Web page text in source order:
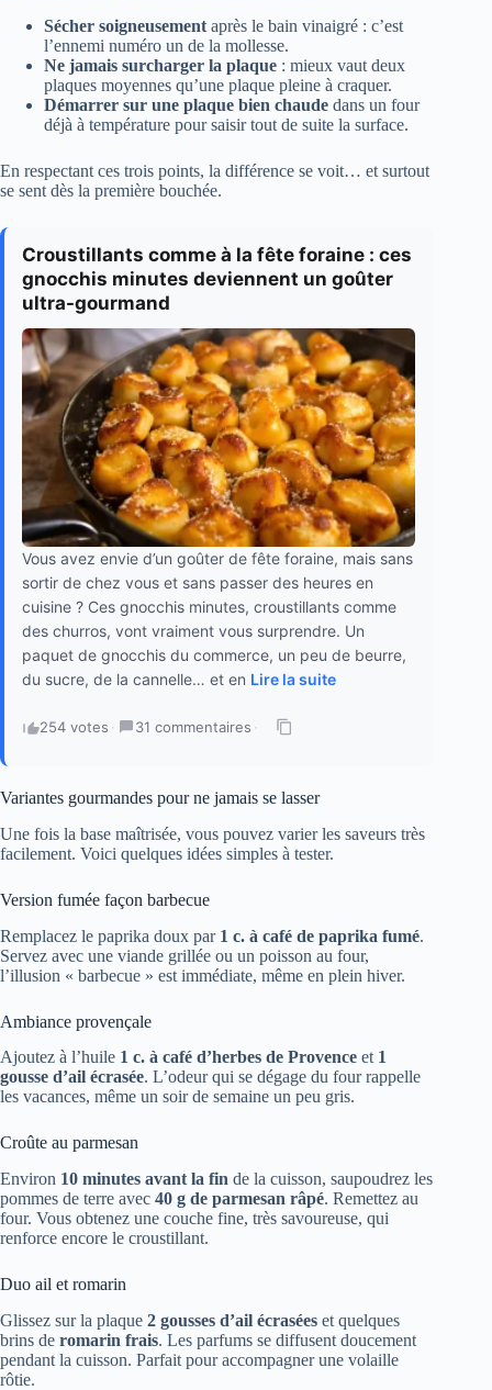
Sécher soigneusement après le bain vinaigré : c’est
l’ennemi numéro un de la mollesse.
Ne jamais surcharger la plaque : mieux vaut deux
plaques moyennes qu’une plaque pleine à craquer.
Démarrer sur une plaque bien chaude dans un four
déjà à température pour saisir tout de suite la surface.
En respectant ces trois points, la différence se voit… et surtout
se sent dès la première bouchée.
Croustillants comme à la fête foraine : ces
gnocchis minutes deviennent un goûter
ultra-gourmand
Vous avez envie d’un goûter de fête foraine, mais sans
sortir de chez vous et sans passer des heures en
cuisine ? Ces gnocchis minutes, croustillants comme
des churros, vont vraiment vous surprendre. Un
paquet de gnocchis du commerce, un peu de beurre,
du sucre, de la cannelle… et en Lire la suite
254 votes · 31 commentaires ·
Variantes gourmandes pour ne jamais se lasser
Une fois la base maîtrisée, vous pouvez varier les saveurs très
facilement. Voici quelques idées simples à tester.
Version fumée façon barbecue
Remplacez le paprika doux par 1 c. à café de paprika fumé.
Servez avec une viande grillée ou un poisson au four,
l’illusion « barbecue » est immédiate, même en plein hiver.
Ambiance provençale
Ajoutez à l’huile 1 c. à café d’herbes de Provence et 1
gousse d’ail écrasée. L’odeur qui se dégage du four rappelle
les vacances, même un soir de semaine un peu gris.
Croûte au parmesan
Environ 10 minutes avant la fin de la cuisson, saupoudrez les
pommes de terre avec 40 g de parmesan râpé. Remettez au
four. Vous obtenez une couche fine, très savoureuse, qui
renforce encore le croustillant.
Duo ail et romarin
Glissez sur la plaque 2 gousses d’ail écrasées et quelques
brins de romarin frais. Les parfums se diffusent doucement
pendant la cuisson. Parfait pour accompagner une volaille
rôtie.